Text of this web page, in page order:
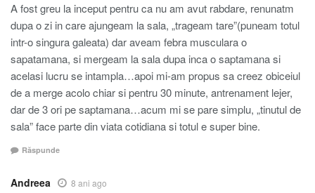
A fost greu la inceput pentru ca nu am avut rabdare, renunatm
dupa o zi in care ajungeam la sala, „trageam tare”(puneam totul
intr-o singura galeata) dar aveam febra musculara o
sapatamana, si mergeam la sala dupa inca o saptamana si
acelasi lucru se intampla…apoi mi-am propus sa creez obiceiul
de a merge acolo chiar si pentru 30 minute, antrenament lejer,
dar de 3 ori pe saptamana…acum mi se pare simplu, „tinutul de
sala” face parte din viata cotidiana si totul e super bine.
Răspunde
Andreea 8 ani ago